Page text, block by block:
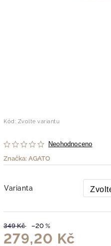
Kód: Zvolte variantu
Neohodnoceno
Značka: AGATO
Varianta
349 Kč –20 %
279,20 Kč